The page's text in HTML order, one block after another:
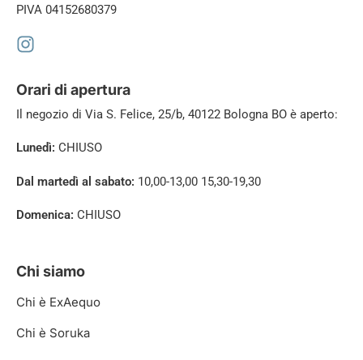
PIVA 04152680379
Orari di apertura
Il negozio di Via S. Felice, 25/b, 40122 Bologna BO è aperto:
Lunedì: CHIUSO
Dal martedì al sabato: 10,00-13,00 15,30-19,30
Domenica: CHIUSO
Chi siamo
Chi è ExAequo
Chi è Soruka